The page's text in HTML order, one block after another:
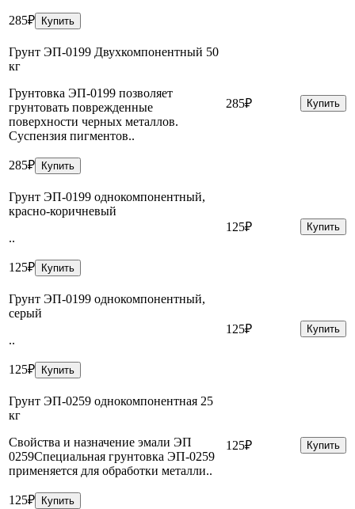
285₽ Купить
Грунт ЭП-0199 Двухкомпонентный 50
кг
Грунтовка ЭП-0199 позволяет
грунтовать поврежденные
поверхности черных металлов.
Суспензия пигментов..
285₽ Купить
285₽ Купить
Грунт ЭП-0199 однокомпонентный,
красно-коричневый
..
125₽ Купить
125₽ Купить
Грунт ЭП-0199 однокомпонентный,
серый
..
125₽ Купить
125₽ Купить
Грунт ЭП-0259 однокомпонентная 25
кг
Свойства и назначение эмали ЭП
0259Специальная грунтовка ЭП-0259
применяется для обработки металли..
125₽ Купить
125₽ Купить